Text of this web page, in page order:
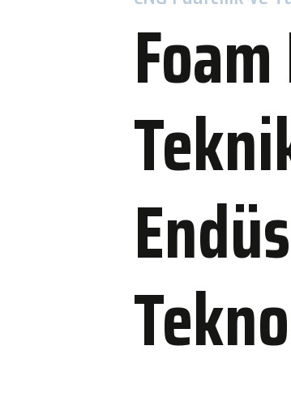
Kalite Politikamız